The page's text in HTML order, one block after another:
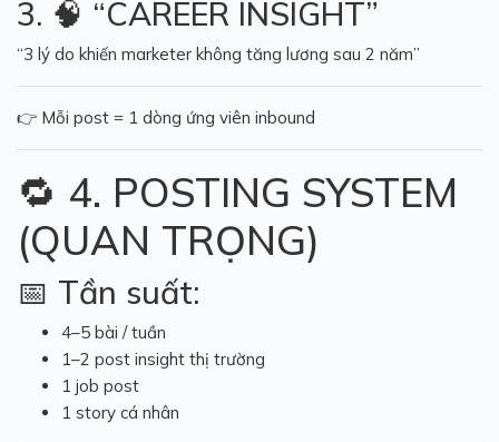
3. 🧠 “CAREER INSIGHT”
“3 lý do khiến marketer không tăng lương sau 2 năm”
👉 Mỗi post = 1 dòng ứng viên inbound
🔁 4. POSTING SYSTEM
(QUAN TRỌNG)
📅 Tần suất:
4–5 bài / tuần
1–2 post insight thị trường
1 job post
1 story cá nhân